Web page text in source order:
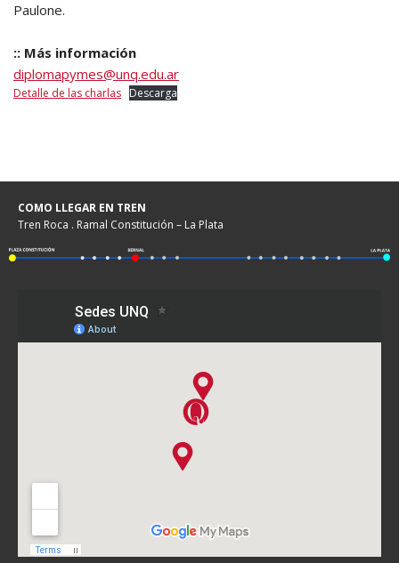
Paulone.
:: Más información
diplomapymes@unq.edu.ar
Detalle de las charlas Descarga
COMO LLEGAR EN TREN
Tren Roca . Ramal Constitución – La Plata